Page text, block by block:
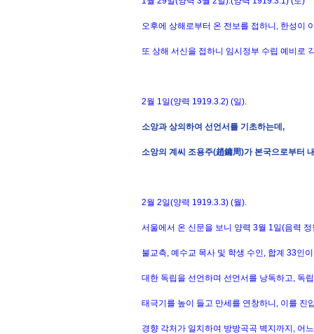
오후에 상해로부터 온 전보를 접하니, 한성이
또 상해 서신을 접하니 임시정부 수립 예비로
2월 1일(양력 1919.3.2) (일).
소앙과 상의하여 선언서를 기초하는데,
소앙의 계씨 조용주(趙鏞周)가 본국으로부터
2월 2일(양력 1919.3.3) (월).
서울에서 온 신문을 보니 양력 3월 1일(음력
불교측, 예수교 목사 및 학생 수인, 합계 33인
대한 독립을 선언하며 선언서를 낭독하고, 독
태극기를 높이 들고 만세를 연창하니, 이를 진
경향 각처가 일치하여 방방곡곡 벽지까지, 어